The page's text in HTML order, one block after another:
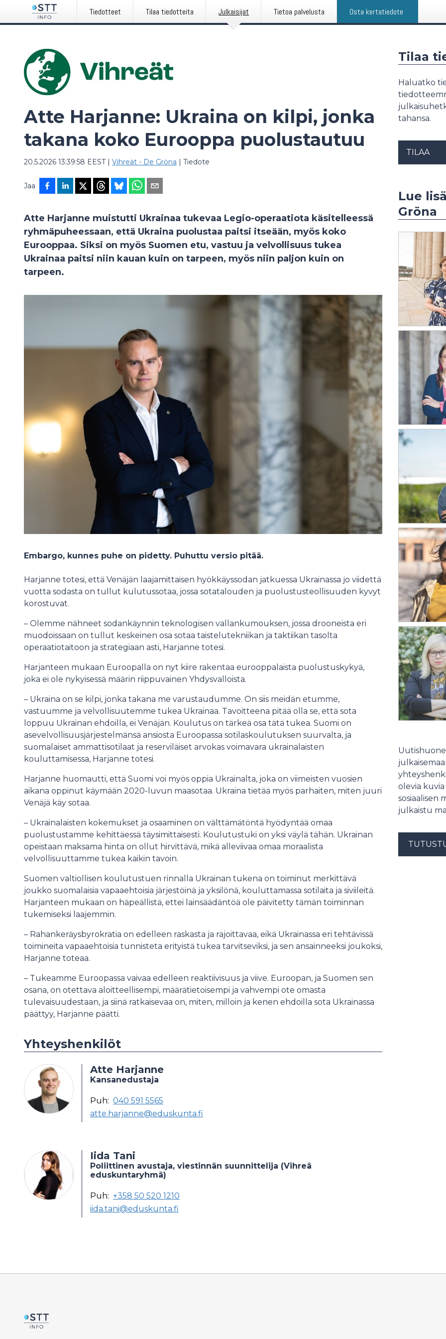
Tiedotteet Tilaa tiedotteita Julkaisijat Tietoa palvelusta Osta kertatiedote
Atte Harjanne: Ukraina on kilpi, jonka
takana koko Eurooppa puolustautuu
20.5.2026 13:39:58 EEST| Vihreät - De Gröna | Tiedote
Jaa
Atte Harjanne muistutti Ukrainaa tukevaa Legio-operaatiota käsitelleessä
ryhmäpuheessaan, että Ukraina puolustaa paitsi itseään, myös koko
Eurooppaa. Siksi on myös Suomen etu, vastuu ja velvollisuus tukea
Ukrainaa paitsi niin kauan kuin on tarpeen, myös niin paljon kuin on
tarpeen.
Embargo, kunnes puhe on pidetty. Puhuttu versio pitää.
Harjanne totesi, että Venäjän laajamittaisen hyökkäyssodan jatkuessa Ukrainassa jo viidettä
vuotta sodasta on tullut kulutussotaa, jossa sotatalouden ja puolustusteollisuuden kyvyt
korostuvat.
– Olemme nähneet sodankäynnin teknologisen vallankumouksen, jossa drooneista eri
muodoissaan on tullut keskeinen osa sotaa taistelutekniikan ja taktiikan tasolta
operaatiotaitoon ja strategiaan asti, Harjanne totesi.
Harjanteen mukaan Euroopalla on nyt kiire rakentaa eurooppalaista puolustuskykyä,
joka ei ole nykyisessä määrin riippuvainen Yhdysvalloista.
– Ukraina on se kilpi, jonka takana me varustaudumme. On siis meidän etumme,
vastuumme ja velvollisuutemme tukea Ukrainaa. Tavoitteena pitää olla se, että sota
loppuu Ukrainan ehdoilla, ei Venäjän. Koulutus on tärkeä osa tätä tukea. Suomi on
asevelvollisuusjärjestelmänsä ansiosta Euroopassa sotilaskoulutuksen suurvalta, ja
suomalaiset ammattisotilaat ja reserviläiset arvokas voimavara ukrainalaisten
kouluttamisessa, Harjanne totesi.
Harjanne huomautti, että Suomi voi myös oppia Ukrainalta, joka on viimeisten vuosien
aikana oppinut käymään 2020-luvun maasotaa. Ukraina tietää myös parhaiten, miten juuri
Venäjä käy sotaa.
– Ukrainalaisten kokemukset ja osaaminen on välttämätöntä hyödyntää omaa
puolustustamme kehittäessä täysimittaisesti. Koulutustuki on yksi väylä tähän. Ukrainan
opeistaan maksama hinta on ollut hirvittävä, mikä alleviivaa omaa moraalista
velvollisuuttamme tukea kaikin tavoin.
Suomen valtiollisen koulutustuen rinnalla Ukrainan tukena on toiminut merkittävä
joukko suomalaisia vapaaehtoisia järjestöinä ja yksilönä, kouluttamassa sotilaita ja siviileitä.
Harjanteen mukaan on häpeällistä, ettei lainsäädäntöä ole päivitetty tämän toiminnan
tukemiseksi laajemmin.
– Rahankeräysbyrokratia on edelleen raskasta ja rajoittavaa, eikä Ukrainassa eri tehtävissä
toimineita vapaaehtoisia tunnisteta erityistä tukea tarvitseviksi, ja sen ansainneeksi joukoksi,
Harjanne toteaa.
– Tukeamme Euroopassa vaivaa edelleen reaktiivisuus ja viive. Euroopan, ja Suomen sen
osana, on otettava aloitteellisempi, määrätietoisempi ja vahvempi ote omasta
tulevaisuudestaan, ja siinä ratkaisevaa on, miten, milloin ja kenen ehdoilla sota Ukrainassa
päättyy, Harjanne päätti.
Yhteyshenkilöt
Atte Harjanne
Kansanedustaja
Puh: 040 591 5565
atte.harjanne@eduskunta.fi
Iida Tani
Poliittinen avustaja, viestinnän suunnittelija (Vihreä
eduskuntaryhmä)
Puh: +358 50 520 1210
iida.tani@eduskunta.fi
Tilaa
Haluatko
tahansa.
TILAA
Lue
Gröna
olevia
sosiaalisen
julkaistu